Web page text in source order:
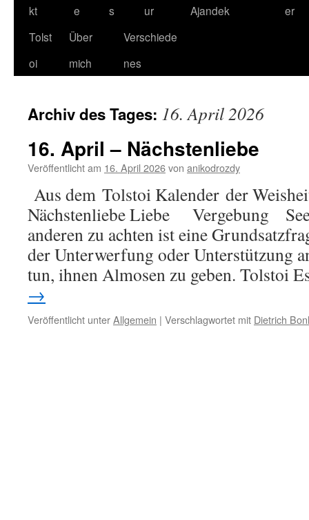
kt
e
s
ur
Ajandek
er
Tolst
oi
Über
mich
Verschiede
nes
Archiv des Tages: 16. April 2026
16. April – Nächstenliebe
Veröffentlicht am 16. April 2026von anikodrozdy
Aus dem Tolstoi Kalender der
Nächstenliebe Liebe Vergebung
anderen zu achten ist eine
der Unterwerfung oder Unterstützung
tun, ihnen Almosen zu geben. Tolstoi
→
Veröffentlicht unterAllgemein | Verschlagwortet mit Dietrich